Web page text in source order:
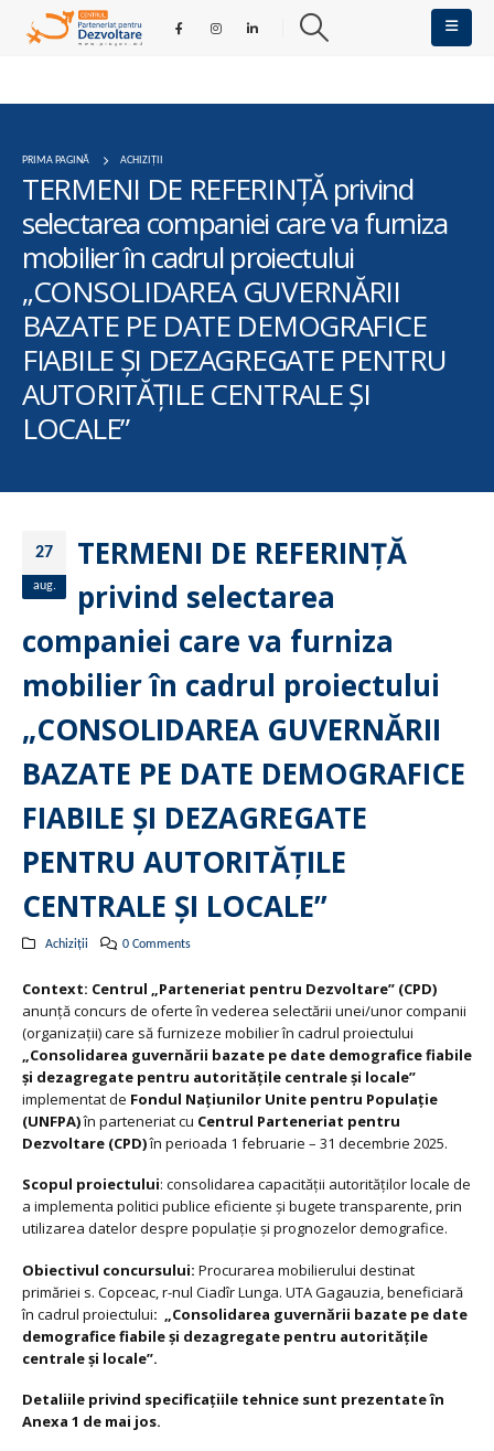
PRIMA PAGINĂ ACHIZIȚII
TERMENI DE REFERINȚĂ privind
selectarea companiei care va furniza
mobilier în cadrul proiectului
„CONSOLIDAREA GUVERNĂRII
BAZATE PE DATE DEMOGRAFICE
FIABILE ȘI DEZAGREGATE PENTRU
AUTORITĂȚILE CENTRALE ȘI
LOCALE”
27
aug.
TERMENI DE REFERINȚĂ
privind selectarea
companiei care va furniza
mobilier în cadrul proiectului
„CONSOLIDAREA GUVERNĂRII
BAZATE PE DATE DEMOGRAFICE
FIABILE ȘI DEZAGREGATE
PENTRU AUTORITĂȚILE
CENTRALE ȘI LOCALE”
Achiziții 0 Comments
Context: Centrul „Parteneriat pentru Dezvoltare” (CPD)
anunță concurs de oferte în vederea selectării unei/unor companii
(organizații) care să furnizeze mobilier în cadrul proiectului
„Consolidarea guvernării bazate pe date demografice fiabile
și dezagregate pentru autoritățile centrale și locale”
implementat de Fondul Națiunilor Unite pentru Populație
(UNFPA)în parteneriat cu Centrul Parteneriat pentru
Dezvoltare (CPD)în perioada 1 februarie – 31 decembrie 2025.
Scopul proiectului: consolidarea capacității autorităților locale de
a implementa politici publice eficiente și bugete transparente, prin
utilizarea datelor despre populație și prognozelor demografice.
Obiectivul concursului: Procurarea mobilierului destinat
primăriei s. Copceac, r-nul Ciadîr Lunga. UTA Gagauzia, beneficiară
în cadrul proiectului: „Consolidarea guvernării bazate pe date
demografice fiabile și dezagregate pentru autoritățile
centrale și locale”.
Detaliile privind specificațiile tehnice sunt prezentate în
Anexa 1 de mai jos.